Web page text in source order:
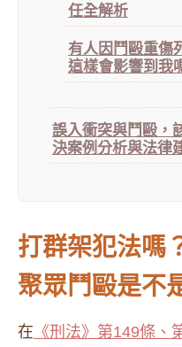
任全解析
有人因鬥毆重傷
這樣會影響到我
誤入衝突與鬥毆，
決案例分析與法律
打群架犯法嗎
聚眾鬥毆是不
在 《刑法》第149條、